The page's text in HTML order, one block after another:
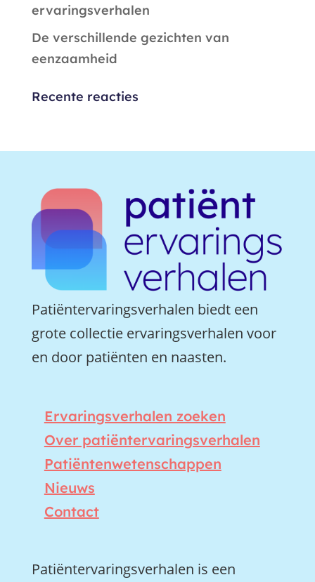
ervaringsverhalen
De verschillende gezichten van
eenzaamheid
Recente reacties
Patiëntervaringsverhalen biedt een
grote collectie ervaringsverhalen voor
en door patiënten en naasten.
Ervaringsverhalen zoeken
Over patiëntervaringsverhalen
Patiëntenwetenschappen
Nieuws
Contact
Patiëntervaringsverhalen is een